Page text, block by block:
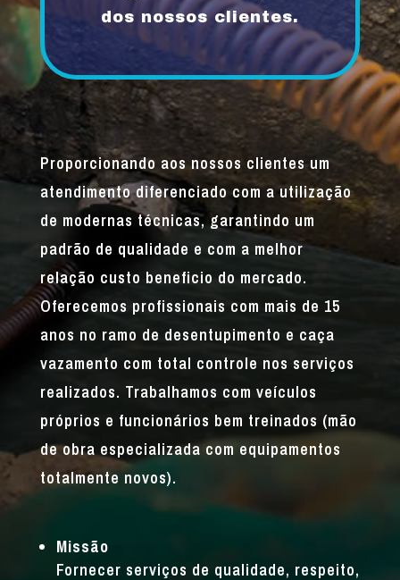
dos nossos clientes.
Proporcionando aos nossos clientes um
atendimento diferenciado com a utilização
de modernas técnicas, garantindo um
padrão de qualidade e com a melhor
relação custo beneficio do mercado.
Oferecemos profissionais com mais de 15
anos no ramo de desentupimento e caça
vazamento com total controle nos serviços
realizados. Trabalhamos com veículos
próprios e funcionários bem treinados (mão
de obra especializada com equipamentos
totalmente novos).
Missão
Fornecer serviços de qualidade, respeito,